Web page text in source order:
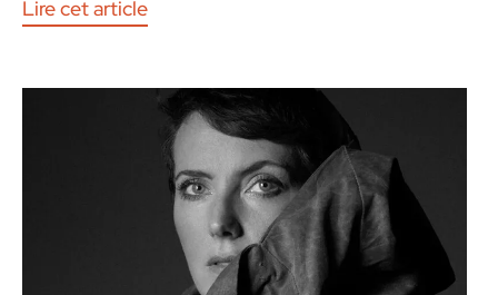
Lire cet article